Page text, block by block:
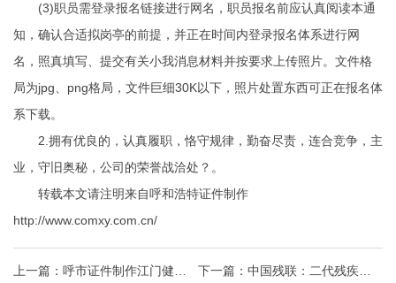
(3)职员需登录报名链接进行网名，职员报名前应认真阅读本通
知，确认合适拟岗亭的前提，并正在时间内登录报名体系进行网
名，照真填写、提交有关小我消息材料并按要求上传照片。文件格
局为jpg、png格局，文件巨细30K以下，照片处置东西可正在报名体
系下载。
2.拥有优良的，认真履职，恪守规律，勤奋尽责，连合竞争，主
业，守旧奥秘，公司的荣誉战洽处？。
转载本文请注明来自呼和浩特证件制作
http://www.comxy.com.cn/
上一篇： 呼市证件制作江门健康 下一篇： 中国残联：二代残疾证